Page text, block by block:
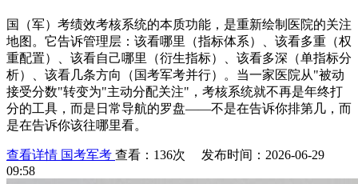
国（军）考绩效考核系统的本质功能，是重新绘制医院的关注
地图。它告诉管理层：该看哪里（指标体系）、该看多重（权
重配置）、该看自己哪里（衍生指标）、该看多深（单指标分
析）、该看几条方向（国考军考并行）。当一家医院从"被动
接受分数"转变为"主动分配关注"，考核系统就不再是年终打
分的工具，而是日常导航的罗盘——不是在告诉你排第几，而
是在告诉你该往哪里看。
查看详情 国考军考 查看：136次 发布时间：2026-06-29
09:58